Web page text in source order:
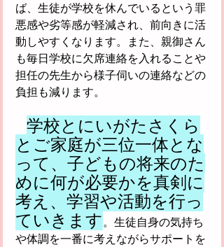
ば、生徒が学校を休んでいるという罪
悪感や劣等感が軽減され、前向きに活
動しやすくなります。また、親御さん
も毎日学校に欠席連絡を入れることや
担任の先生から様子伺いの連絡などの
負担も減ります。
学校とにいがたさくら
とご家庭が三位一体とな
って、子どもの将来のた
めに何が必要かを真剣に
考え、学習や活動を行っ
ていきます。生徒自身の気持ち
や体調を一番に考えながらサポートを